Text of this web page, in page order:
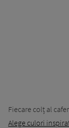
Fiecare colț al
Alege culori